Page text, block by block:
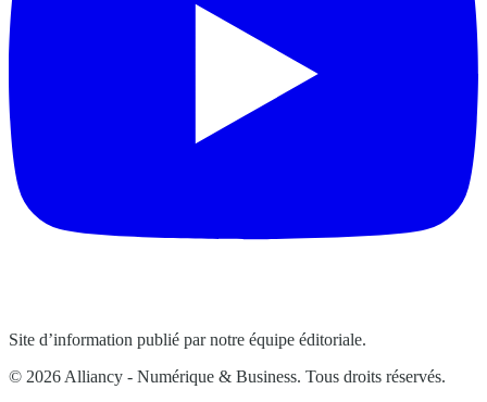
Site d’information publié par notre équipe éditoriale.
© 2026 Alliancy - Numérique & Business. Tous droits réservés.